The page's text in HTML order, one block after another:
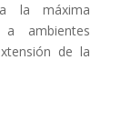
la máxima
ambientes
de la